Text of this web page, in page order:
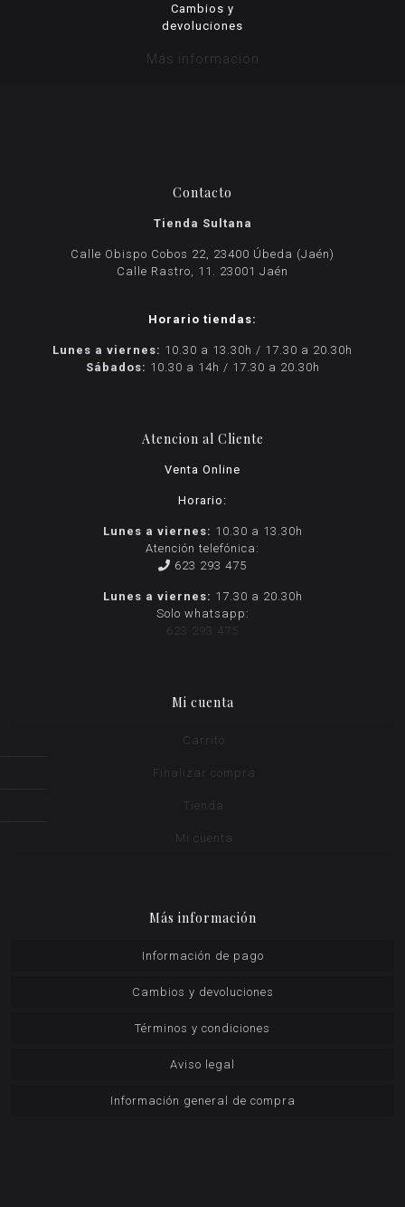
Cambios y
devoluciones
Más información
Contacto
Tienda Sultana
Calle Obispo Cobos 22, 23400 Úbeda (Jaén)
Calle Rastro, 11. 23001 Jaén
Horario tiendas:
Lunes a viernes: 10.30 a 13.30h / 17.30 a 20.30h
Sábados: 10.30 a 14h / 17.30 a 20.30h
Atencion al Cliente
Venta Online
Horario:
Lunes a viernes: 10.30 a 13.30h
Atención telefónica:
623 293 475
Lunes a viernes: 17.30 a 20.30h
Solo whatsapp:
623 293 475
Mi cuenta
Carrito
Finalizar compra
Tienda
Mi cuenta
Más información
Información de pago
Cambios y devoluciones
Términos y condiciones
Aviso legal
Información general de compra